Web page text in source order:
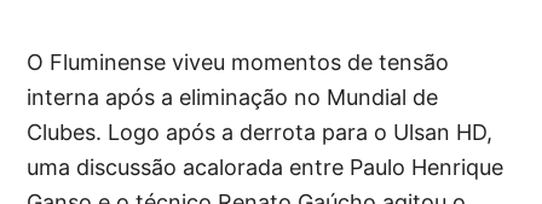
O Fluminense viveu momentos de tensão
interna após a eliminação no Mundial de
Clubes. Logo após a derrota para o Ulsan HD,
uma discussão acalorada entre Paulo Henrique